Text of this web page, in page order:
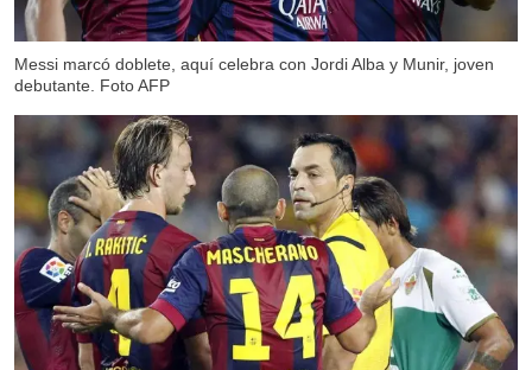
Messi marcó doblete, aquí celebra con Jordi Alba y Munir, joven
debutante. Foto AFP